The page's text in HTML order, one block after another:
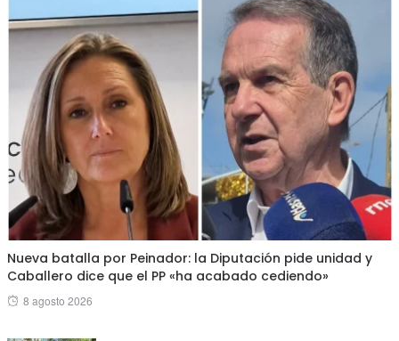
Nueva batalla por Peinador: la Diputación pide unidad y
Caballero dice que el PP «ha acabado cediendo»
Posted
8 agosto 2026